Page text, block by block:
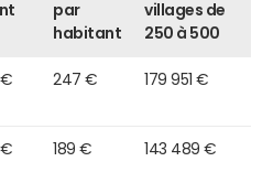
par
habitant
villages de
250 à 500
€ 247 € 179 951 €
€ 189 € 143 489 €